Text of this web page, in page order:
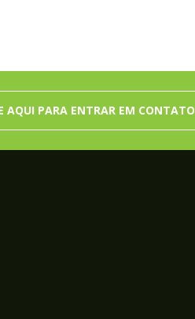
AQUI PARA ENTRAR EM CONTATO